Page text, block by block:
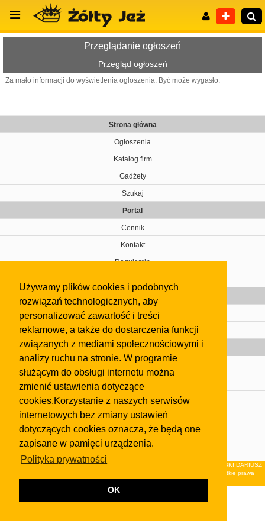
Używamy plików cookies i podobnych
rozwiązań technologicznych, aby
personalizować zawartość i treści
reklamowe, a także do dostarczenia funkcji
związanych z mediami społecznościowymi i
analizy ruchu na stronie. W programie
służącym do obsługi internetu można
zmienić ustawienia dotyczące
cookies.Korzystanie z naszych serwisów
internetowych bez zmiany ustawień
dotyczących cookies oznacza, że będą one
zapisane w pamięci urządzenia.
Polityka prywatności
OK
Przeglądanie ogłoszeń
Przegląd ogłoszeń
Za mało informacji do wyświetlenia ogłoszenia. Być może wygasło.
Strona główna
Ogłoszenia
Katalog firm
Gadżety
Szukaj
Portal
Cennik
Kontakt
Regulamin
Gazeta
Olkusz
Kontakt
Strefa dla biznesu
Biura nieruchomości
Dealerzy i autokomisy
Skontaktuj się z nami
regulaminuiPolityki Prywatności.
Klauzula FB
© 2026Wydawnictwo NEON sp. z o.o. (dawniej: FIRMA NEON MAREK KLUCZEWSKI DARIUSZ
KRAWCZYK s.c.) z siedzibą w Olkuszu, ul.Żuradzka 15, 32-300 Olkusz . Wszystkie prawa